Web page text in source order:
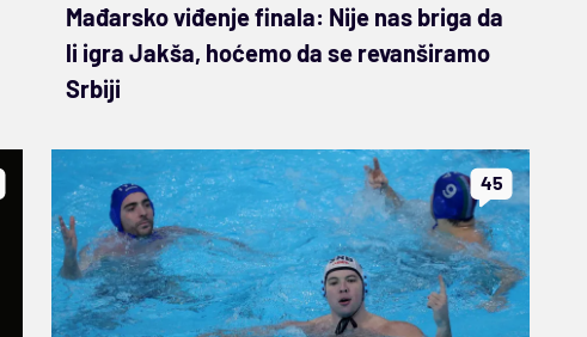
Mađarsko viđenje finala: Nije nas briga da
li igra Jakša, hoćemo da se revanširamo
Srbiji
45